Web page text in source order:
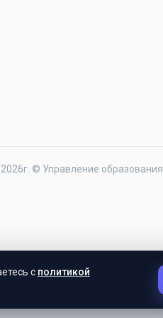
2026г. © Управление образования
с политикой